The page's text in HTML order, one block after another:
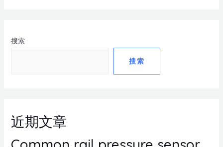
搜索
搜索
近期文章